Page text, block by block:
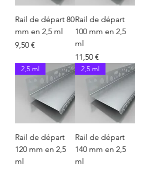
Rail de départ 80
mm en 2,5 ml
Prix
9,50 €
Rail de départ
100 mm en 2,5
ml
Prix
11,50 €
2,5 ml
Rail de départ
120 mm en 2,5
ml
2,5 ml
Rail de départ
140 mm en 2,5
ml